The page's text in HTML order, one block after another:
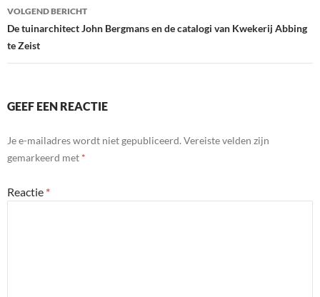
VOLGEND BERICHT
De tuinarchitect John Bergmans en de catalogi van Kwekerij Abbing
te Zeist
GEEF EEN REACTIE
Je e-mailadres wordt niet gepubliceerd. Vereiste velden zijn
gemarkeerd met *
Reactie *